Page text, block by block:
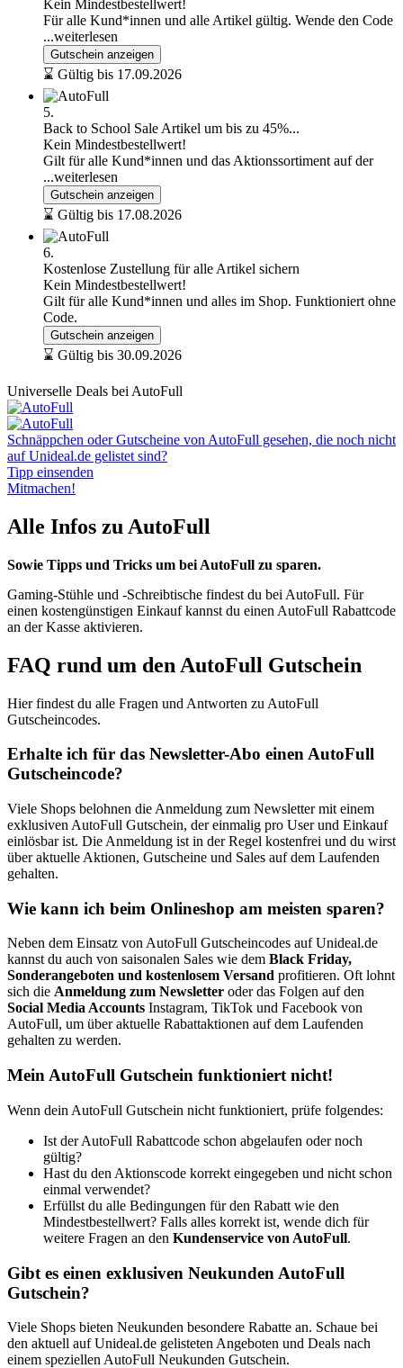
Kein Mindestbestellwert!
Für alle Kund*innen und alle Artikel gültig. Wende den Code
...weiterlesen
Gutschein anzeigen
⌛ Gültig bis 17.09.2026
5.
Back to School Sale Artikel um bis zu 45%...
Kein Mindestbestellwert!
Gilt für alle Kund*innen und das Aktionssortiment auf der
...weiterlesen
Gutschein anzeigen
⌛ Gültig bis 17.08.2026
6.
Kostenlose Zustellung für alle Artikel sichern
Kein Mindestbestellwert!
Gilt für alle Kund*innen und alles im Shop. Funktioniert ohne
Code.
Gutschein anzeigen
⌛ Gültig bis 30.09.2026
Universelle Deals bei AutoFull
Schnäppchen oder Gutscheine von AutoFull gesehen, die noch nicht
auf Unideal.de gelistet sind?
Tipp einsenden
Mitmachen!
Alle Infos zu AutoFull
Sowie Tipps und Tricks um bei AutoFull zu sparen.
Gaming-Stühle und -Schreibtische findest du bei AutoFull. Für
einen kostengünstigen Einkauf kannst du einen AutoFull Rabattcode
an der Kasse aktivieren.
FAQ rund um den AutoFull Gutschein
Hier findest du alle Fragen und Antworten zu AutoFull
Gutscheincodes.
Erhalte ich für das Newsletter-Abo einen AutoFull
Gutscheincode?
Viele Shops belohnen die Anmeldung zum Newsletter mit einem
exklusiven AutoFull Gutschein, der einmalig pro User und Einkauf
einlösbar ist. Die Anmeldung ist in der Regel kostenfrei und du wirst
über aktuelle Aktionen, Gutscheine und Sales auf dem Laufenden
gehalten.
Wie kann ich beim Onlineshop am meisten sparen?
Neben dem Einsatz von AutoFull Gutscheincodes auf Unideal.de
kannst du auch von saisonalen Sales wie dem Black Friday,
Sonderangeboten und kostenlosem Versand profitieren. Oft lohnt
sich die Anmeldung zum Newsletter oder das Folgen auf den
Social Media Accounts Instagram, TikTok und Facebook von
AutoFull, um über aktuelle Rabattaktionen auf dem Laufenden
gehalten zu werden.
Mein AutoFull Gutschein funktioniert nicht!
Wenn dein AutoFull Gutschein nicht funktioniert, prüfe folgendes:
Ist der AutoFull Rabattcode schon abgelaufen oder noch
gültig?
Hast du den Aktionscode korrekt eingegeben und nicht schon
einmal verwendet?
Erfüllst du alle Bedingungen für den Rabatt wie den
Mindestbestellwert? Falls alles korrekt ist, wende dich für
weitere Fragen an den Kundenservice von AutoFull.
Gibt es einen exklusiven Neukunden AutoFull
Gutschein?
Viele Shops bieten Neukunden besondere Rabatte an. Schaue bei
den aktuell auf Unideal.de gelisteten Angeboten und Deals nach
einem speziellen AutoFull Neukunden Gutschein.